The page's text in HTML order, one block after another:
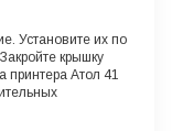
Установите их по
крышку
принтера Атол 41